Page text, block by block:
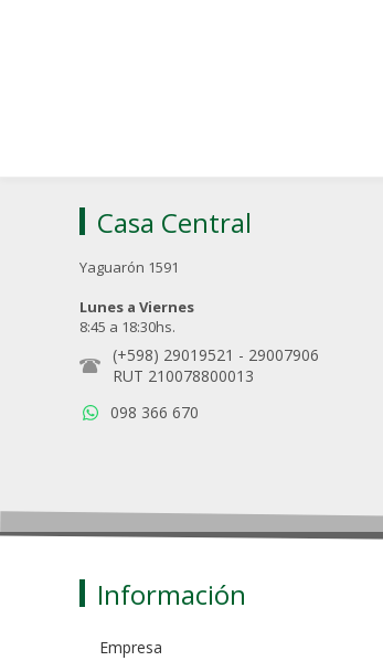
Casa Central
Yaguarón 1591
Lunes a Viernes
8:45 a 18:30hs.
(+598) 29019521 - 29007906
RUT 210078800013
098 366 670
Información
Empresa